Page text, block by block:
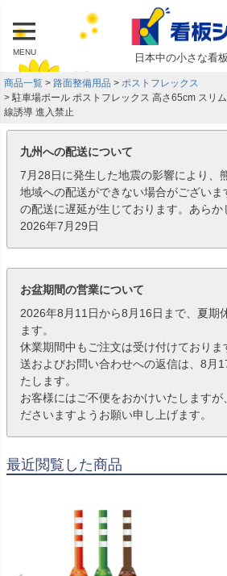
MENU 日本中の小さな看
商品一覧 路面整備用品
ポストフレックス
駐車場ポール ポストフレックス 高さ65cm スリ
線誘導 進入禁止
九州への配送について
7月28日に発生した地震の影響により、
地域への配送ができない場合がござい
の配送に遅延が生じております。あらか
2026年7月29日
お盆期間の営業について
2026年8月11日から8月16日まで、夏期
ます。
休業期間中もご注文は受け付けており
送およびお問い合わせへの返信は、8月
たします。
お客様にはご不便をおかけいたしますが
ださいますようお願い申し上げます。
最近閲覧した商品